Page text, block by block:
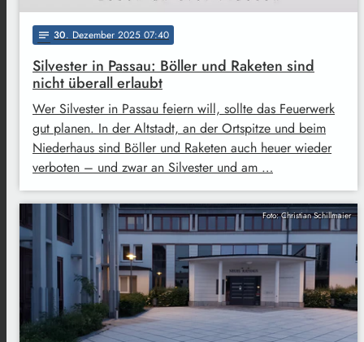
notes 30. Dezember 2025 07:40
Silvester in Passau: Böller und Raketen sind
nicht überall erlaubt
Wer Silvester in Passau feiern will, sollte das Feuerwerk
gut planen. In der Altstadt, an der Ortspitze und beim
Niederhaus sind Böller und Raketen auch heuer wieder
verboten – und zwar an Silvester und am …
Foto: Christian Schillmaier